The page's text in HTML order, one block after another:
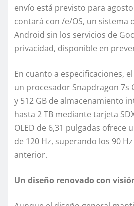
envío está previsto para
contará con /e/OS, un sistema
Android sin los servicios de
privacidad, disponible en
En cuanto a especificaciones,
un procesador Snapdragon 7s
y 512 GB de almacenamiento
hasta 2 TB mediante tarjeta
OLED de 6,31 pulgadas ofrece
de 120 Hz, superando los 90
anterior.
Un diseño renovado con